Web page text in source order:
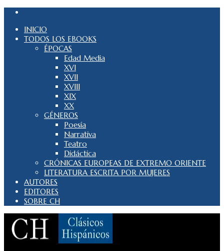
INICIO
TODOS LOS EBOOKS
ÉPOCAS
Edad Media
XVI
XVII
XVIII
XIX
XX
GÉNEROS
Poesía
Narrativa
Teatro
Didáctica
CRÓNICAS EUROPEAS DE EXTREMO ORIENTE
LITERATURA ESCRITA POR MUJERES
AUTORES
EDITORES
SOBRE CH